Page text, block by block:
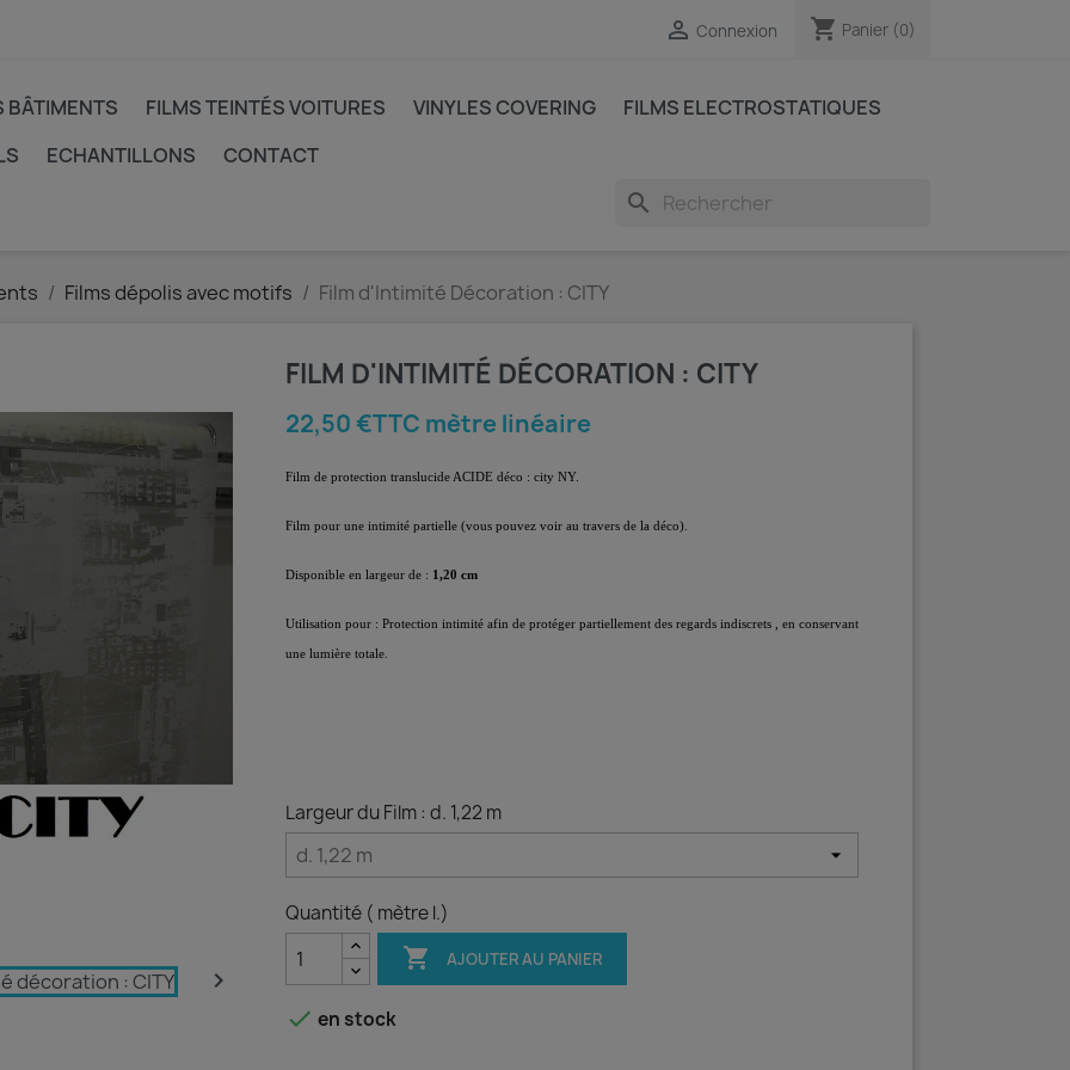
 Connexion shopping_cart Panier (0)
BÂTIMENTS FILMS TEINTÉS VOITURES VINYLES COVERING
FILMS ELECTROSTATIQUES
ECHANTILLONS CONTACT
search
Films dépolis avec motifs Film d'Intimité Décoration : CITY

FILM D'INTIMITÉ DÉCORATION : CITY
22,50 €TTC mètre linéaire
Film de protection translucide ACIDE déco : city NY.
Film pour une intimité partielle (vous pouvez voir au travers de la déco).
Disponible en largeur de : 1,20 cm
Utilisation pour : Protection intimité afin de protéger partiellement des regards indiscrets , en conservant
une lumière totale.
Largeur du Film : d. 1,22 m
Quantité ( mètre l.)
 AJOUTER AU PANIER
 en stock